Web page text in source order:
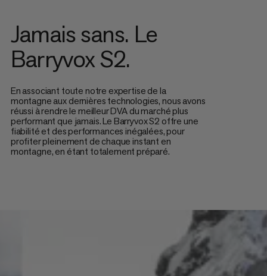
Jamais sans. Le
Barryvox S2.
En associant toute notre expertise de la
montagne aux dernières technologies, nous avons
réussi à rendre le meilleur DVA du marché plus
performant que jamais. Le Barryvox S2 offre une
fiabilité et des performances inégalées, pour
profiter pleinement de chaque instant en
montagne, en étant totalement préparé.